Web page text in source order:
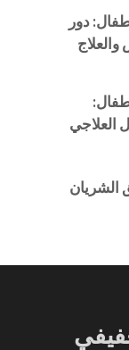
دور
العلاجي
الشريان